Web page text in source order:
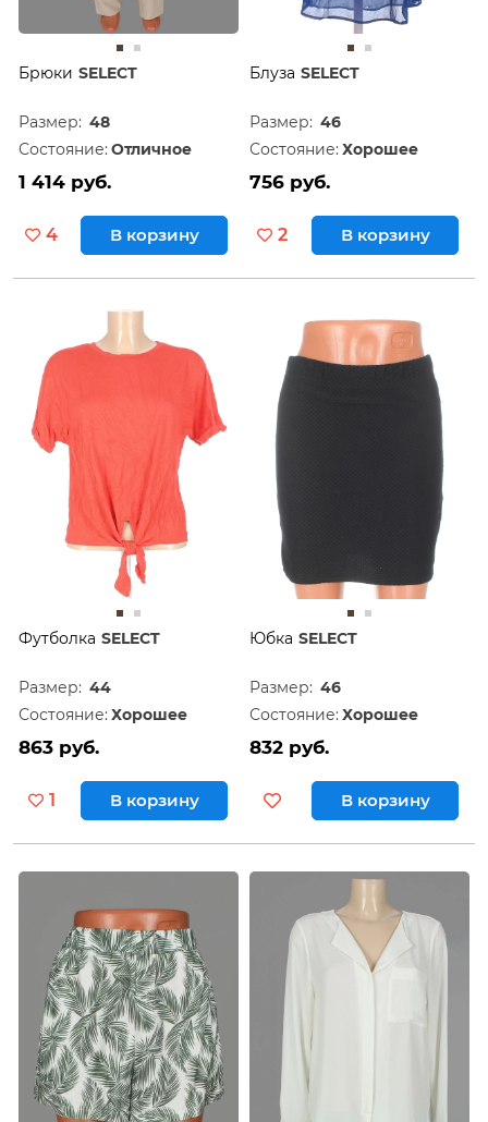
Брюки SELECT
Размер: 48
Состояние: Отличное
1 414 руб.
4 В корзину
Блуза SELECT
Размер: 46
Состояние: Хорошее
756 руб.
2 В корзину
Футболка SELECT
Размер: 44
Состояние: Хорошее
863 руб.
1 В корзину
Юбка SELECT
Размер: 46
Состояние: Хорошее
832 руб.
В корзину